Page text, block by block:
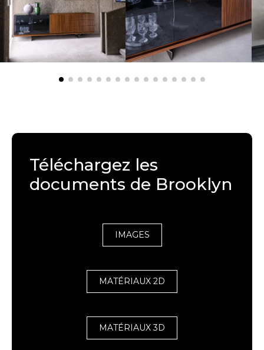
Téléchargez les
documents de Brooklyn
IMAGES
MATÉRIAUX 2D
MATÉRIAUX 3D